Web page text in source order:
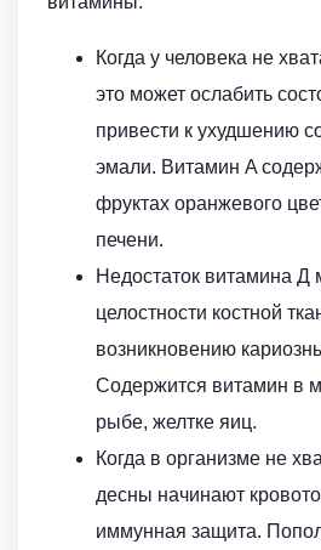
Когда у человека не
это может ослабить
привести к ухудшению
эмали. Витамин A
фруктах оранжевого
печени.
Недостаток витамина Д
целостности костной
возникновению
Содержится витамин в
рыбе, желтке яиц.
Когда в организме не
десны начинают
иммунная защита.